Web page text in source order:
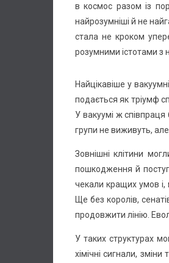
в космос разом із
найрозумніші й не
стала не кроком
розумними істотами з
Найцікавіше у
подається як тріумф
У вакуумі ж
групи не виживуть,
Зовнішні клітини
пошкодження й
чекали кращих умов і,
Ще без королів,
продовжити лінію.
У таких структурах
хімічні сигнали,